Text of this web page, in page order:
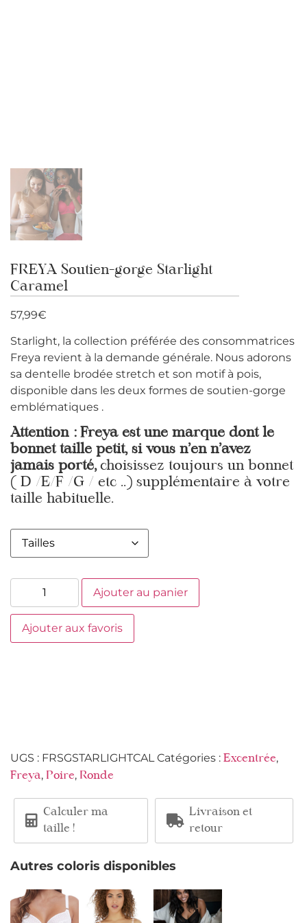
FREYA Soutien-gorge Starlight
Caramel
57,99€
Starlight, la collection préférée des consommatrices
Freya revient à la demande générale. Nous adorons
sa dentelle brodée stretch et son motif à pois,
disponible dans les deux formes de soutien-gorge
emblématiques .
Attention : Freya est une marque dont le
bonnet taille petit, si vous n’en n’avez
jamais porté, choisissez toujours un bonnet
( D /E/F /G / etc ..) supplémentaire à votre
taille habituelle.
Ajouter au panier
Ajouter aux favoris
UGS : FRSGSTARLIGHTCAL Catégories : Excentrée,
Freya, Poire, Ronde
Calculer ma
taille !
Livraison et
retour
Autres coloris disponibles